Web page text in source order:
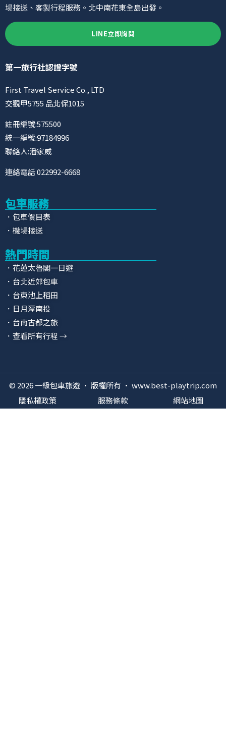
場接送、客製行程服務。北中南花東全島出發。
LINE立即詢問
第一旅行社認證字號
First Travel Service Co., LTD
交觀甲5755 品北保1015
註冊編號:575500
統一編號:97184996
聯絡人:潘家威
連絡電話 022992-6668
包車服務
．包車價目表
．機場接送
熱門時間
．花蓮太魯閣一日遊
．台北近郊包車
．台東池上稻田
．日月潭南投
．台南古都之旅
．查看所有行程 →
© 2026 一級包車旅遊 · 版權所有 · www.best-playtrip.com
隱私權政策
服務條款 網站地圖